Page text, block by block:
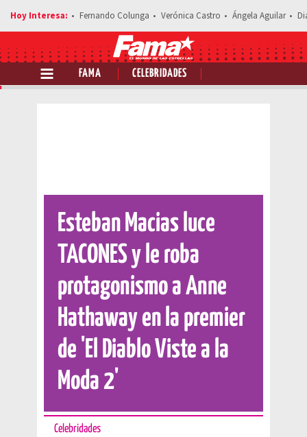
Fernando Colunga Verónica Castro Ángela Aguilar
FAMA CELEBRIDADES
Comparte esta noticia
Esteban Macias luce
TACONES y le roba
protagonismo a Anne
Hathaway en la premier
de 'El Diablo Viste a la
Moda 2'
Celebridades